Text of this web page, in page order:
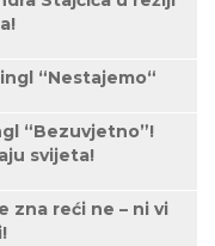
“Nestajemo“
“Bezuvjetno”!
svijeta!
zna reći ne – ni vi